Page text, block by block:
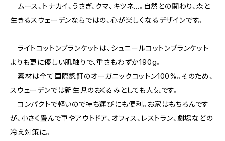
ムース、トナカイ、うさぎ、クマ、キツネ…。自然との関わり、森と
生きるスウェーデンならではの、心が楽しくなるデザインです。
ライトコットンブランケットは、シュニールコットンブランケット
よりも更に優しい肌触りで、重さもわずか190g。
素材は全て国際認証のオーガニックコットン100%。そのため、
スウェーデンでは新生児のおくるみとしても人気です。
コンパクトで軽いので持ち運びにも便利。お家はもちろんです
が、小さく畳んで車やアウトドア、オフィス、レストラン、劇場などの
冷え対策に。